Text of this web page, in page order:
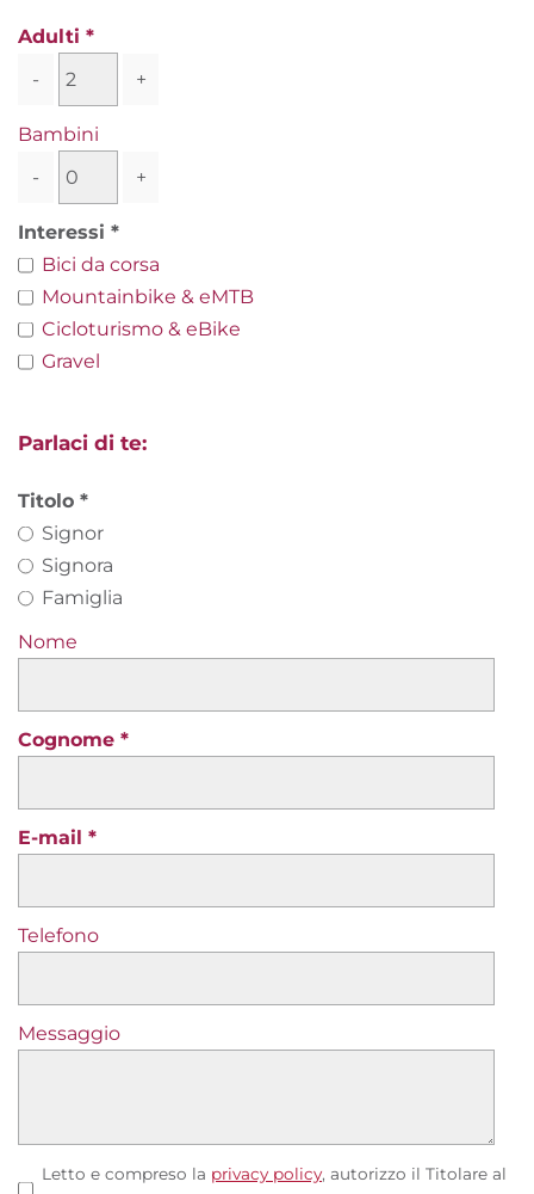
Adulti
-
+
Bambini
-
+
Interessi
Bici da corsa
Mountainbike & eMTB
Cicloturismo & eBike
Gravel
Parlaci di te:
Titolo
Signor
Signora
Famiglia
Nome
Cognome
E-mail
Telefono
Messaggio
Letto e compreso la privacy policy, autorizzo il Titolare al